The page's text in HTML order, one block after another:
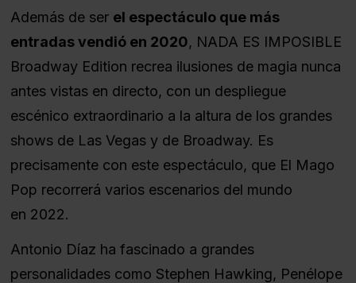
Además de ser el espectáculo que más
entradas vendió en 2020, NADA ES IMPOSIBLE
Broadway Edition recrea ilusiones de magia nunca
antes vistas en directo, con un despliegue
escénico extraordinario a la altura de los grandes
shows de Las Vegas y de Broadway. Es
precisamente con este espectáculo, que El Mago
Pop recorrerá varios escenarios del mundo
en 2022.
Antonio Díaz ha fascinado a grandes
personalidades como Stephen Hawking, Penélope